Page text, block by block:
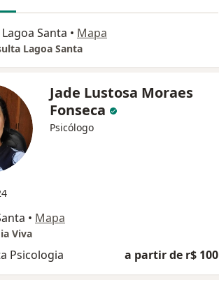
Santa • Mapa
Lagoa Santa
Jade Lustosa Moraes
Fonseca
Psicólogo
• Mapa
Viva
Psicologia a partir de r$ 100